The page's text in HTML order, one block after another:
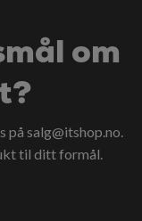
om
på salg@itshop.no.
til ditt formål.